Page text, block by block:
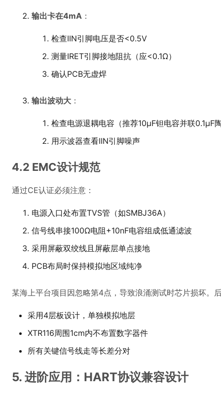
检查电源退耦电容（推荐10μF钽电容并联0.1μF
4.2 EMC设计规范
通过CE认证必须注意：
电源入口处布置TVS管（如SMBJ36A）
信号线串接100Ω电阻+10nF电容组成低通滤波
采用屏蔽双绞线且屏蔽层单点接地
5. 进阶应用：HART协议兼容设计
在智能变送器项目中，我们实现了4-20mA与HART协议共
硬件改造：
在XTR116的IIN引脚串联1kΩ电阻
添加AD5700 HART调制解调器
环路中并联250Ω精密电阻